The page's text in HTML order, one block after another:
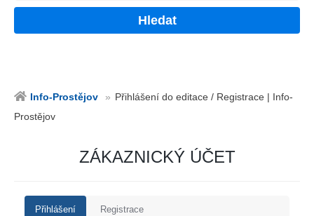
Hledat
Info-Prostějov
Přihlášení do editace / Registrace | Info-
Prostějov
ZÁKAZNICKÝ ÚČET
Přihlášení Registrace